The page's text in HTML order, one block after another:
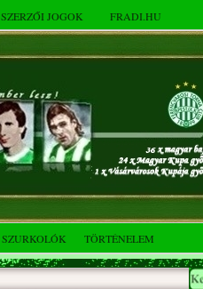
SZERZŐI JOGOK FRADI.HU
SZURKOLÓK TÖRTÉNELEM